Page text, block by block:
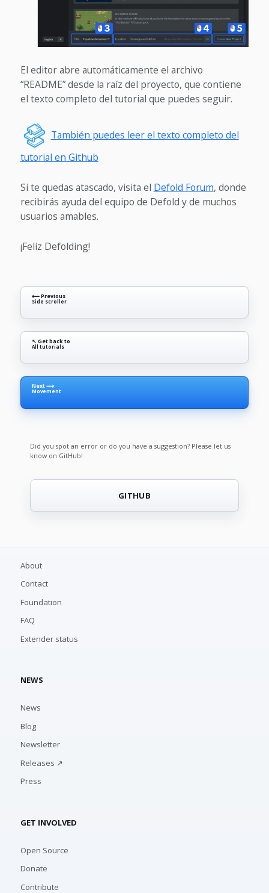
El editor abre automáticamente el archivo
“README” desde la raíz del proyecto, que contiene
el texto completo del tutorial que puedes seguir.
También puedes leer el texto completo del
tutorial en Github
Si te quedas atascado, visita el Defold Forum, donde
recibirás ayuda del equipo de Defold y de muchos
usuarios amables.
¡Feliz Defolding!
⟵ Previous
Side scroller
↖ Get back to
All tutorials
Next ⟶
Movement
Did you spot an error or do you have a suggestion? Please let us
know on GitHub!
GITHUB
About
Contact
Foundation
FAQ
Extender status
NEWS
News
Blog
Newsletter
Releases ↗
Press
GET INVOLVED
Open Source
Donate
Contribute